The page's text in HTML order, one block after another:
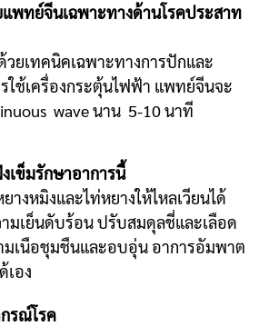
พทย์จีนเฉพาะทางด้านโรคประสาท
วยเทคนิคเฉพาะทางการปักและ
ใช้เครื่องกระตุ้นไฟฟ้า แพทย์จีนจะ
wave นาน 5-10 นาที
เข็มรักษาอาการนี้
างหมิงและไท่หยางให้ไหลเวียนได้
มเย็นดับร้อน ปรับสมดุลชี่และเลือด
มเนือชุมชืนและอบอุ่น อาการอัมพาต
เอง
รณ์โรค